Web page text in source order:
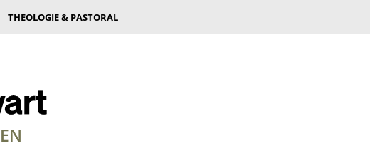
THEOLOGIE & PASTORAL